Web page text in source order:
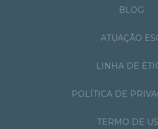
BLOG
ATUAÇÃO
LINHA DE
POLÍTICA DE
TERMO DE